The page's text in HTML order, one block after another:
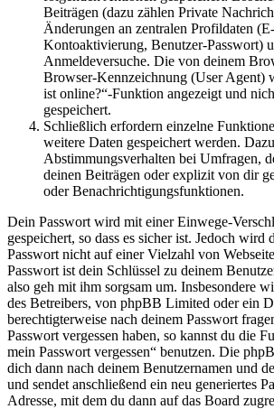
Beiträgen (dazu zählen Private
Änderungen an zentralen Profildaten
Kontoaktivierung, Benutzer-Passwort)
Anmeldeversuche. Die von deinem
Browser-Kennzeichnung (User Agent)
ist online?“-Funktion angezeigt und
gespeichert.
Schließlich erfordern einzelne
weitere Daten gespeichert werden.
Abstimmungsverhalten bei Umfragen,
deinen Beiträgen oder explizit von dir
oder Benachrichtigungsfunktionen.
Dein Passwort wird mit einer Einwege-
gespeichert, so dass es sicher ist. Jedoch wird
Passwort nicht auf einer Vielzahl von
Passwort ist dein Schlüssel zu deinem
also geh mit ihm sorgsam um. Insbesondere
des Betreibers, von phpBB Limited oder ein
berechtigterweise nach deinem Passwort
Passwort vergessen haben, so kannst du die
mein Passwort vergessen“ benutzen. Die
dich dann nach deinem Benutzernamen und
und sendet anschließend ein neu generiertes
Adresse, mit dem du dann auf das Board